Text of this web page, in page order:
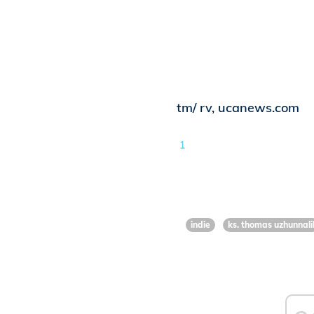
tm/ rv, ucanews.com
1
indie ks. thomas uzhunnalil